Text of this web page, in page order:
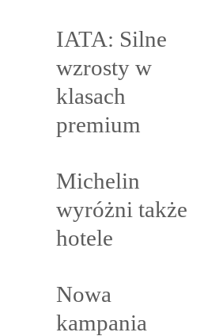
IATA: Silne
wzrosty w
klasach
premium
Michelin
wyróżni także
hotele
Nowa
kampania